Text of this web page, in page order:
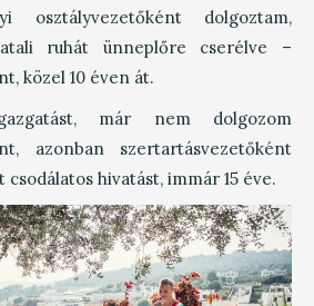
osztályvezetőként dolgoztam,
ruhát ünneplőre cserélve –
közel 10 éven át.
már nem dolgozom
azonban szertartásvezetőként
hivatást, immár 15 éve.